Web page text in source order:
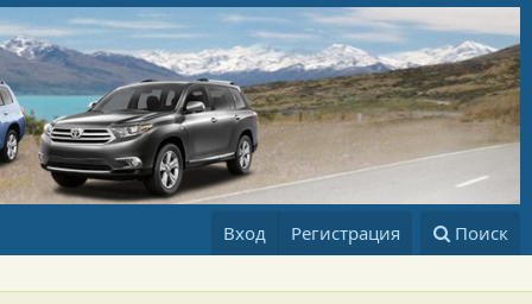
Вход Регистрация Поиск